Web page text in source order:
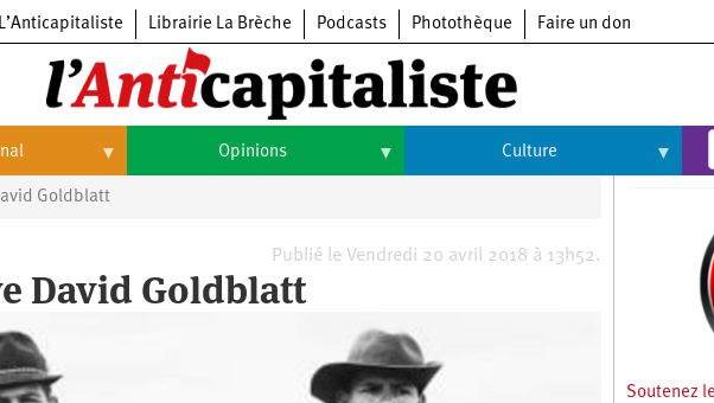
L’Anticapitaliste Librairie La Brèche Podcasts Photothèque Faire un don
Opinions Culture
Arts
Goldblatt
Publié le Vendredi 20 avril 2018 à 13h52.
David Goldblatt
Soutenez